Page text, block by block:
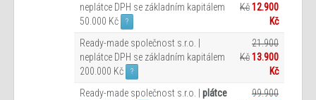
neplátce DPH se základním kapitálem
50.000 Kč
?
Kč12.900
Kč
Ready-made společnost s.r.o. |
neplátce DPH se základním kapitálem
200.000 Kč
?
21.900
Kč13.900
Kč
Ready-made společnost s.r.o. | plátce
99.900